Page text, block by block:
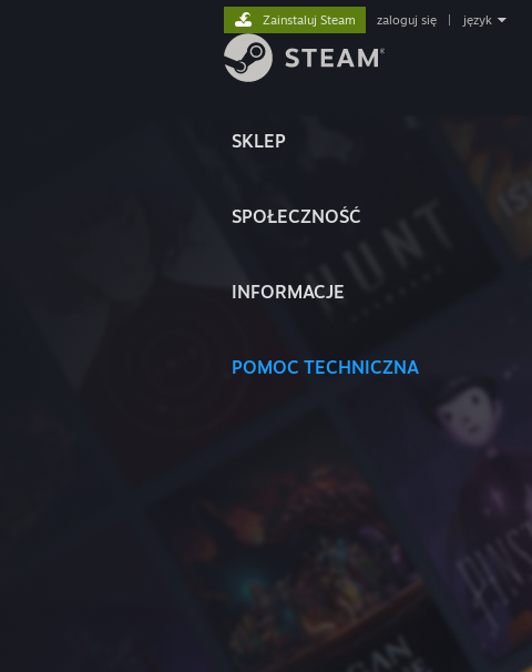
SKLEP
SPOŁECZNOŚĆ
INFORMACJE
POMOC TECHNICZNA
Zainstaluj Steam zaloguj się język